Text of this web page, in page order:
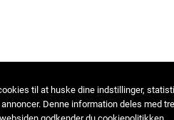
til at huske dine indstillinger,
Denne information deles med